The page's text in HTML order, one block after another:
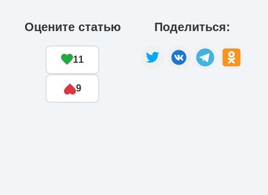
Оцените статью
11
9
Поделиться: